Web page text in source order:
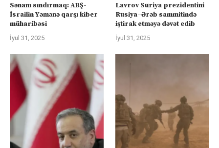
Sənanı sındırmaq: ABŞ-
İsrailin Yəmənə qarşı kiber
müharibəsi
İyul 31, 2025
Lavrov Suriya prezidentini
Rusiya–Ərəb sammitində
iştirak etməyə dəvət edib
İyul 31, 2025